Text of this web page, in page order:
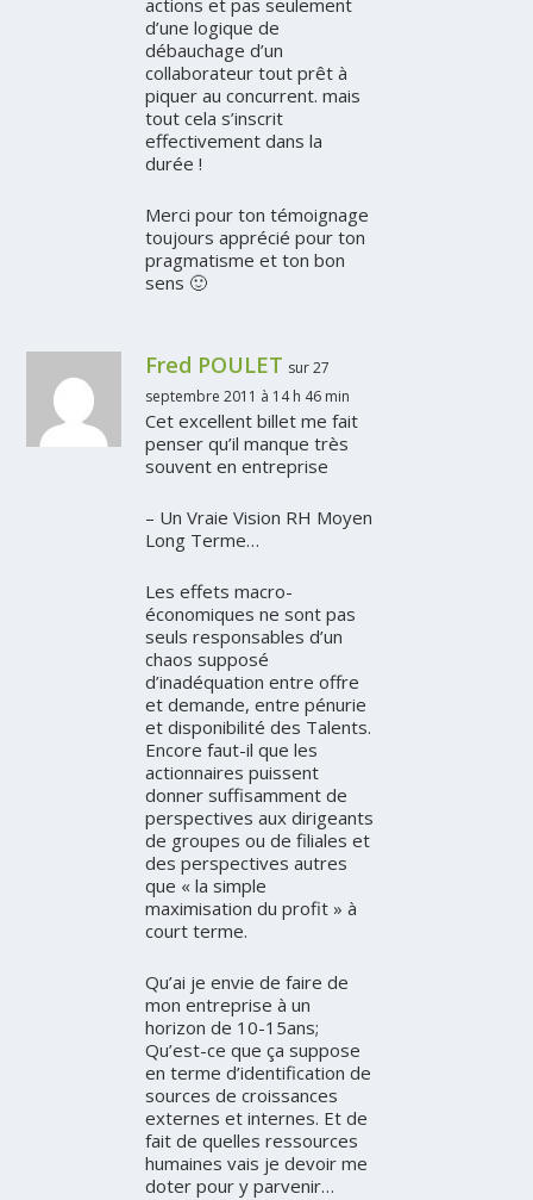
actions et pas seulement
d’une logique de
débauchage d’un
collaborateur tout prêt à
piquer au concurrent. mais
tout cela s’inscrit
effectivement dans la
durée !
Merci pour ton témoignage
toujours apprécié pour ton
pragmatisme et ton bon
sens 🙂
Fred POULET sur 27
septembre 2011 à 14 h 46 min
Cet excellent billet me fait
penser qu’il manque très
souvent en entreprise
– Un Vraie Vision RH Moyen
Long Terme…
Les effets macro-
économiques ne sont pas
seuls responsables d’un
chaos supposé
d’inadéquation entre offre
et demande, entre pénurie
et disponibilité des Talents.
Encore faut-il que les
actionnaires puissent
donner suffisamment de
perspectives aux dirigeants
de groupes ou de filiales et
des perspectives autres
que « la simple
maximisation du profit » à
court terme.
Qu’ai je envie de faire de
mon entreprise à un
horizon de 10-15ans;
Qu’est-ce que ça suppose
en terme d’identification de
sources de croissances
externes et internes. Et de
fait de quelles ressources
humaines vais je devoir me
doter pour y parvenir…